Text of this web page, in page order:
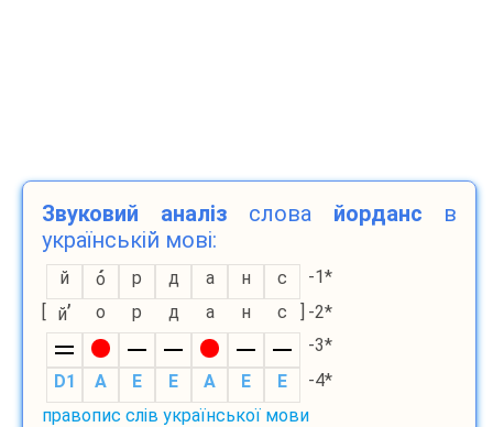
Звуковий аналіз слова йорданс в
українській мові:
й о р д а н с
-1*
[
й’ о р д а н с ] -2*
-3*
D1
A E E A E E
-4*
правопис слів української мови